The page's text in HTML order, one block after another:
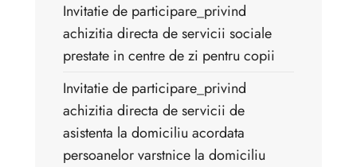
Invitatie de participare_privind
achizitia directa de servicii sociale
prestate in centre de zi pentru copii
Invitatie de participare_privind
achizitia directa de servicii de
asistenta la domiciliu acordata
persoanelor varstnice la domiciliu